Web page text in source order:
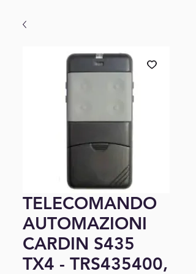
TELECOMANDO
AUTOMAZIONI
CARDIN S435
TX4 - TRS435400,